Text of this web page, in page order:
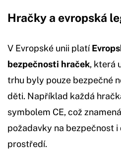
Hračky a evropská
V Evropské unii platí
bezpečnosti hraček, která
trhu byly pouze bezpečné
děti. Například každá
symbolem CE, což
požadavky na bezpečnost
prostředí.